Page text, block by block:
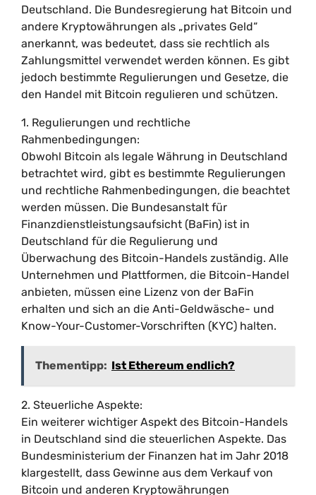
Deutschland. Die Bundesregierung hat Bitcoin und
andere Kryptowährungen als „privates Geld“
anerkannt, was bedeutet, dass sie rechtlich als
Zahlungsmittel verwendet werden können. Es gibt
jedoch bestimmte Regulierungen und Gesetze, die
den Handel mit Bitcoin regulieren und schützen.
1. Regulierungen und rechtliche
Rahmenbedingungen:
Obwohl Bitcoin als legale Währung in Deutschland
betrachtet wird, gibt es bestimmte Regulierungen
und rechtliche Rahmenbedingungen, die beachtet
werden müssen. Die Bundesanstalt für
Finanzdienstleistungsaufsicht (BaFin) ist in
Deutschland für die Regulierung und
Überwachung des Bitcoin-Handels zuständig. Alle
Unternehmen und Plattformen, die Bitcoin-Handel
anbieten, müssen eine Lizenz von der BaFin
erhalten und sich an die Anti-Geldwäsche- und
Know-Your-Customer-Vorschriften (KYC) halten.
Thementipp: Ist Ethereum endlich?
2. Steuerliche Aspekte:
Ein weiterer wichtiger Aspekt des Bitcoin-Handels
in Deutschland sind die steuerlichen Aspekte. Das
Bundesministerium der Finanzen hat im Jahr 2018
klargestellt, dass Gewinne aus dem Verkauf von
Bitcoin und anderen Kryptowährungen